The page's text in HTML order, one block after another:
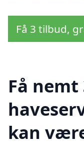
Få 3 tilbud,
Få
kan